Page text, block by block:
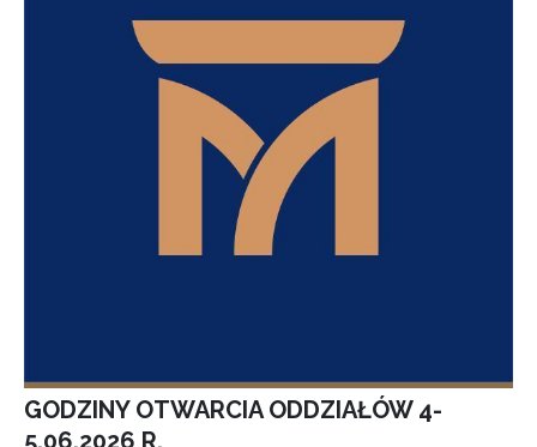
GODZINY OTWARCIA ODDZIAŁÓW 4-
5.06.2026 R.